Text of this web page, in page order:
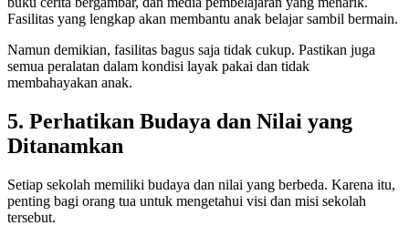
Fasilitas yang lengkap akan membantu anak belajar sambil bermain.
Namun demikian, fasilitas bagus saja tidak cukup. Pastikan juga
semua peralatan dalam kondisi layak pakai dan tidak
membahayakan anak.
5. Perhatikan Budaya dan Nilai yang
Ditanamkan
Setiap sekolah memiliki budaya dan nilai yang berbeda. Karena itu,
penting bagi orang tua untuk mengetahui visi dan misi sekolah
tersebut.